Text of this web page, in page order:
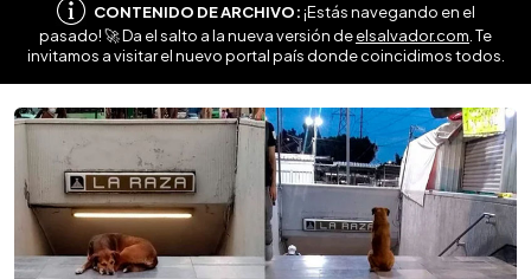
CONTENIDO DE ARCHIVO:¡Estás navegando en el
pasado! 🚀 Da el salto a la nueva versión deelsalvador.com . Te
invitamos a visitar el nuevo portal país donde coincidimos todos.